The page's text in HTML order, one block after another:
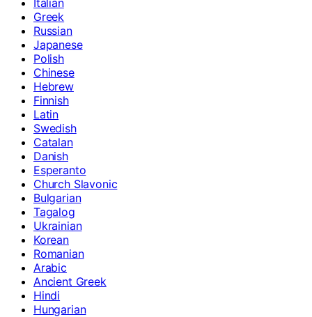
Greek
Russian
Japanese
Polish
Chinese
Hebrew
Finnish
Latin
Swedish
Catalan
Danish
Esperanto
Church Slavonic
Bulgarian
Tagalog
Ukrainian
Korean
Romanian
Arabic
Ancient Greek
Hindi
Hungarian